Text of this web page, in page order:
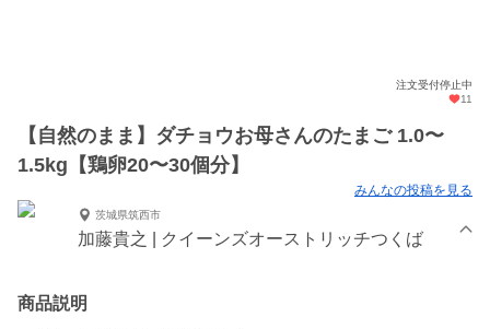
注文受付停止中
11
【自然のまま】ダチョウお母さんのたまご 1.0〜
1.5kg【鶏卵20〜30個分】
みんなの投稿を見る
茨城県筑西市
加藤貴之 | クイーンズオーストリッチつくば
商品説明